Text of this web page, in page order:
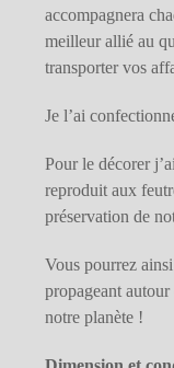
accompagnera
meilleur allié au
transporter vos
Je l’ai
Pour le décorer
reproduit aux
préservation de
Vous pourrez
propageant
notre planète !